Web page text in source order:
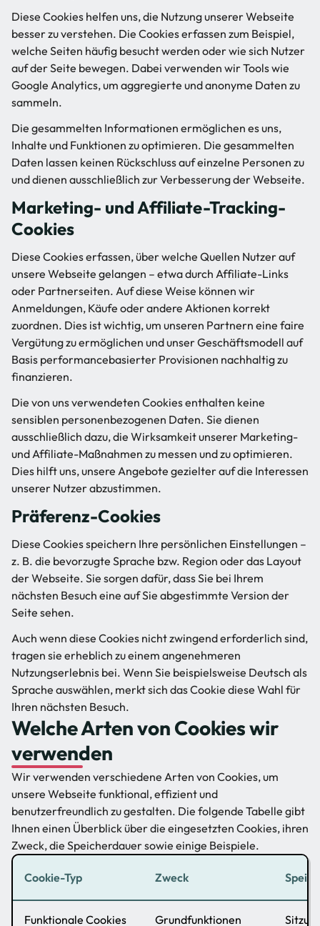
Diese Cookies helfen uns, die Nutzung unserer Webseite
besser zu verstehen. Die Cookies erfassen zum Beispiel,
welche Seiten häufig besucht werden oder wie sich Nutzer
auf der Seite bewegen. Dabei verwenden wir Tools wie
Google Analytics, um aggregierte und anonyme Daten zu
sammeln.
Die gesammelten Informationen ermöglichen es uns,
Inhalte und Funktionen zu optimieren. Die gesammelten
Daten lassen keinen Rückschluss auf einzelne Personen zu
und dienen ausschließlich zur Verbesserung der Webseite.
Marketing- und Affiliate-Tracking-
Cookies
Diese Cookies erfassen, über welche Quellen Nutzer auf
unsere Webseite gelangen – etwa durch Affiliate-Links
oder Partnerseiten. Auf diese Weise können wir
Anmeldungen, Käufe oder andere Aktionen korrekt
zuordnen. Dies ist wichtig, um unseren Partnern eine faire
Vergütung zu ermöglichen und unser Geschäftsmodell auf
Basis performancebasierter Provisionen nachhaltig zu
finanzieren.
Die von uns verwendeten Cookies enthalten keine
sensiblen personenbezogenen Daten. Sie dienen
ausschließlich dazu, die Wirksamkeit unserer Marketing-
und Affiliate-Maßnahmen zu messen und zu optimieren.
Dies hilft uns, unsere Angebote gezielter auf die Interessen
unserer Nutzer abzustimmen.
Präferenz-Cookies
Diese Cookies speichern Ihre persönlichen Einstellungen –
z. B. die bevorzugte Sprache bzw. Region oder das Layout
der Webseite. Sie sorgen dafür, dass Sie bei Ihrem
nächsten Besuch eine auf Sie abgestimmte Version der
Seite sehen.
Auch wenn diese Cookies nicht zwingend erforderlich sind,
tragen sie erheblich zu einem angenehmeren
Nutzungserlebnis bei. Wenn Sie beispielsweise Deutsch als
Sprache auswählen, merkt sich das Cookie diese Wahl für
Ihren nächsten Besuch.
Welche Arten von Cookies wir
verwenden
Wir verwenden verschiedene Arten von Cookies, um
unsere Webseite funktional, effizient und
benutzerfreundlich zu gestalten. Die folgende Tabelle gibt
Ihnen einen Überblick über die eingesetzten Cookies, ihren
Zweck, die Speicherdauer sowie einige Beispiele.
Cookie-Typ Zweck
Funktionale Cookies Grundfunktionen